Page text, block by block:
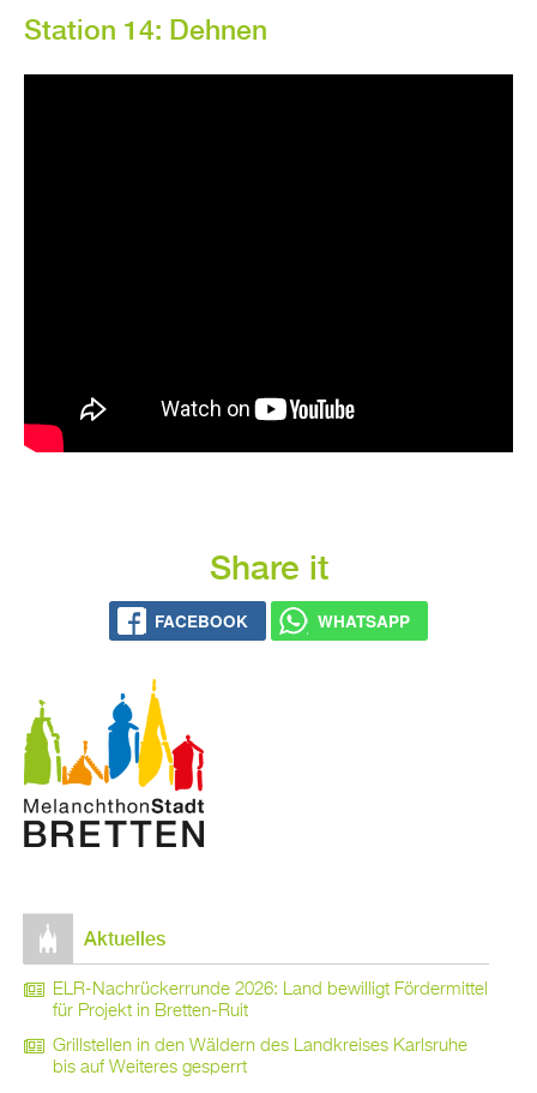
Sta­ti­on 14: Deh­nen
Share it
FACE­BOOK WHATS­APP
Ak­tu­el­les
ELR-Nach­rü­ck­er­run­de 2026: Land be­wil­ligt För­der­mit­tel
für Pro­jekt in Brett­en-Ruit
Grill­stel­len in den Wäl­dern des Land­krei­ses Karls­ru­he
bis auf Wei­te­res ge­sperrt